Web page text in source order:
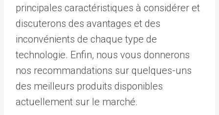
principales caractéristiques à considérer et
discuterons des avantages et des
inconvénients de chaque type de
technologie. Enfin, nous vous donnerons
nos recommandations sur quelques-uns
des meilleurs produits disponibles
actuellement sur le marché.